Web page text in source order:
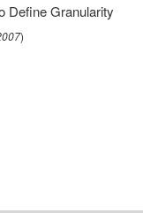
Define Granularity
)